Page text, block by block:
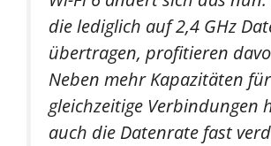
die lediglich auf 2,4 GHz
übertragen, profitieren
Neben mehr Kapazitäten
gleichzeitige Verbindungen
auch die Datenrate fast